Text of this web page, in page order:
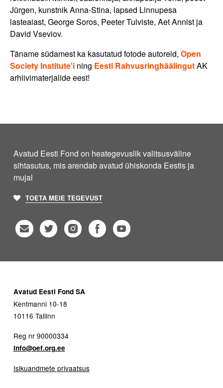
Jürgen, kunstnik Anna-Stina, lapsed Linnupesa
lasteaiast, George Soros, Peeter Tulviste, Aet Annist ja
David Vseviov.
Täname südamest ka kasutatud fotode autoreid, Open
Society Institute'i ning Eesti RahvusringhäälingutAK
arhiivimaterjalide eest!
Avatud Eesti Fond on heategevuslik valitsusväline
sihtasutus, mis arendab avatud ühiskonda Eestis ja
mujal
TOETA MEIE TEGEVUST
Avatud Eesti Fond SA
Kentmanni 10-18
10116 Tallinn
Reg nr 90000334
info@oef.org.ee
Isikuandmete privaatsus